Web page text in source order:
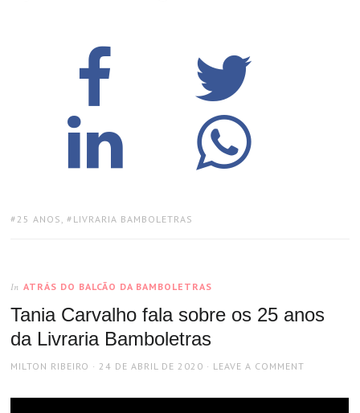
TAGS:
25 ANOS , LIVRARIA BAMBOLETRAS
In ATRÁS DO BALCÃO DA BAMBOLETRAS
Tania Carvalho fala sobre os 25 anos
da Livraria Bamboletras
AUTHOR
MILTON RIBEIRO
POSTED
24 DE ABRIL DE 2020 LEAVE A COMMENT